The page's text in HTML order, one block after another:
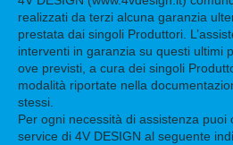
realizzati da terzi alcuna garanzia
prestata dai singoli Produttori.
interventi in garanzia su questi ultimi
ove previsti, a cura dei singoli
modalità riportate nella
stessi.
Per ogni necessità di assistenza puoi
service di 4V DESIGN al seguente